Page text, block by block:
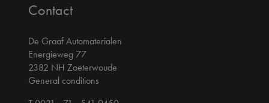
Contact
De Graaf Automaterialen
Energieweg 77
2382 NH Zoeterwoude
General conditions